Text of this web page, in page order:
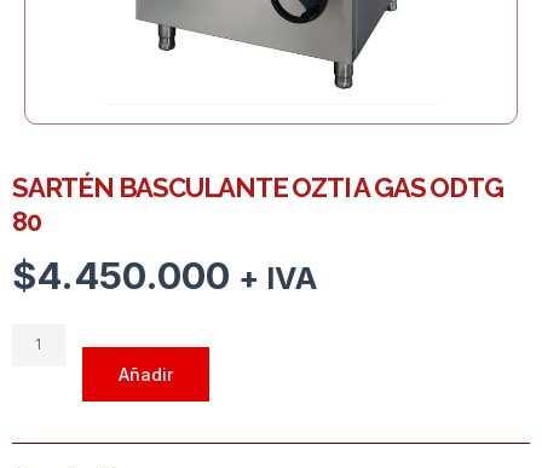
SARTÉN BASCULANTE OZTI A GAS ODTG
80
$4.450.000 + IVA
SARTÉN
Añadir